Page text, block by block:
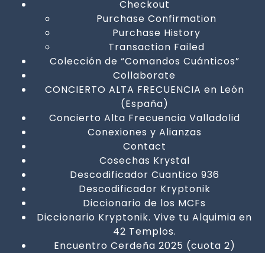
Checkout
Purchase Confirmation
Purchase History
Transaction Failed
Colección de “Comandos Cuánticos”
Collaborate
CONCIERTO ALTA FRECUENCIA en León
(España)
Concierto Alta Frecuencia Valladolid
Conexiones y Alianzas
Contact
Cosechas Krystal
Descodificador Cuantico 936
Descodificador Kryptonik
Diccionario de los MCFs
Diccionario Kryptonik. Vive tu Alquimia en
42 Templos.
Encuentro Cerdeña 2025 (cuota 2)